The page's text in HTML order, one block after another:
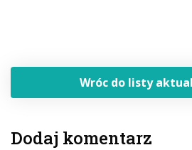
Wróc do listy
Dodaj komentarz